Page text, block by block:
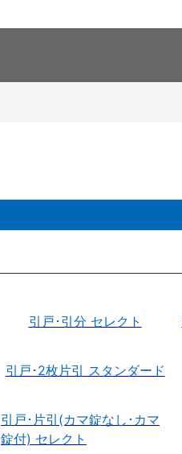
引戸･引分 セレクト
引戸･2枚片引 スタンダード
引戸･片引(カマ錠なし･カマ
錠付) セレクト